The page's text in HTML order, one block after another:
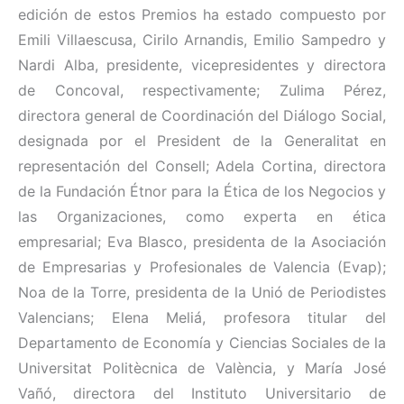
edición de estos Premios ha estado compuesto por
Emili Villaescusa, Cirilo Arnandis, Emilio Sampedro y
Nardi Alba, presidente, vicepresidentes y directora
de Concoval, respectivamente; Zulima Pérez,
directora general de Coordinación del Diálogo Social,
designada por el President de la Generalitat en
representación del Consell; Adela Cortina, directora
de la Fundación Étnor para la Ética de los Negocios y
las Organizaciones, como experta en ética
empresarial; Eva Blasco, presidenta de la Asociación
de Empresarias y Profesionales de Valencia (Evap);
Noa de la Torre, presidenta de la Unió de Periodistes
Valencians; Elena Meliá, profesora titular del
Departamento de Economía y Ciencias Sociales de la
Universitat Politècnica de València, y María José
Vañó, directora del Instituto Universitario de